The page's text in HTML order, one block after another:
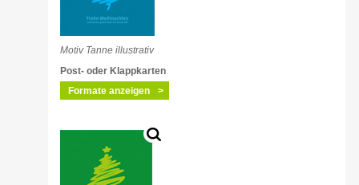
Motiv Tanne illustrativ
Post- oder Klappkarten
Formate anzeigen